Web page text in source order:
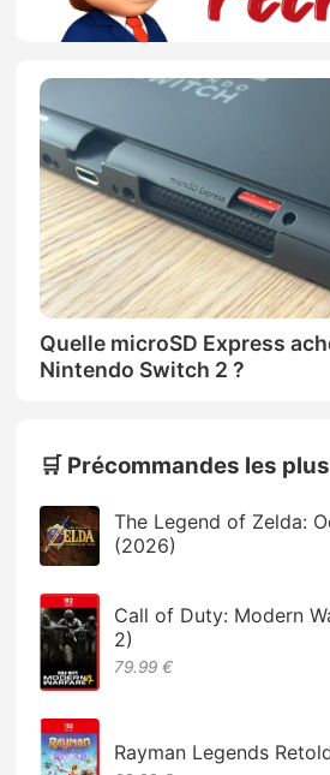
Quelle microSD Express
Nintendo Switch 2 ?
🛒 Précommandes les
The Legend of Zelda:
(2026)
Call of Duty: Modern
2)
79.99 €
Rayman Legends